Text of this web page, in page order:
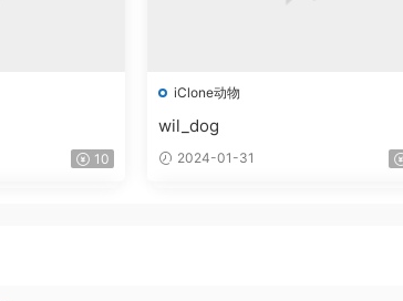
10
iClone动物
wil_dog
2024-01-31